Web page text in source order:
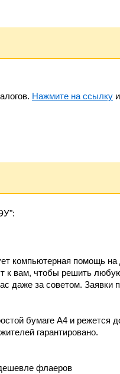
Нажмите на ссылку
компьютерная помощь
к вам, чтобы решить
даже за советом. Заявки
бумаге А4 и режется
гарантировано.
флаеров